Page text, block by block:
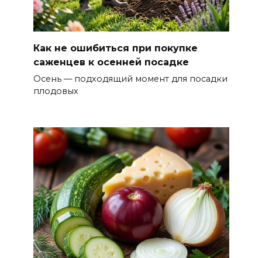
Как не ошибиться при покупке
саженцев к осенней посадке
Осень — подходящий момент для посадки
плодовых